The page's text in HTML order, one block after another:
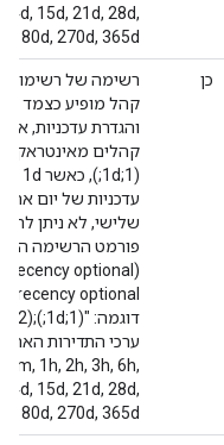
15d, 21d, 28d,
180d, 270d, 365d
כן
רשימה של רשימות
קהל מופיע כצמד
והגדרת עדכניות,
קהלים
עדכניות של יום
שלישי, לא ניתן
recency optional;);
דוגמה: "(1;1d;);(2;);".
ערכי התדירות
1h, 2h, 3h, 6h,
15d, 21d, 28d,
180d, 270d, 365d